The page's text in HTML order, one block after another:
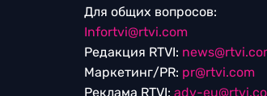
Для общих вопросов:
Infortvi@rtvi.com
Редакция RTVI:
Маркетинг/PR: pr@rtvi.com
Реклама RTVI: adv-